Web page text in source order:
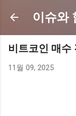
이슈와
비트코인 매수
11월 09, 2025